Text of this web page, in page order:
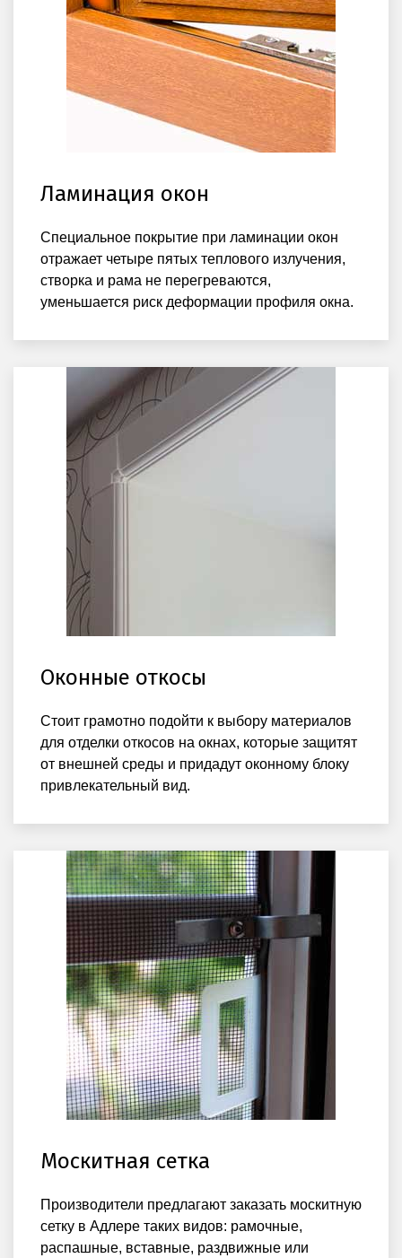
Ламинация окон
Специальное покрытие при ламинации окон
отражает четыре пятых теплового излучения,
створка и рама не перегреваются,
уменьшается риск деформации профиля окна.
Оконные откосы
Стоит грамотно подойти к выбору материалов
для отделки откосов на окнах, которые защитят
от внешней среды и придадут оконному блоку
привлекательный вид.
Москитная сетка
Производители предлагают заказать москитную
сетку в Адлере таких видов: рамочные,
распашные, вставные, раздвижные или